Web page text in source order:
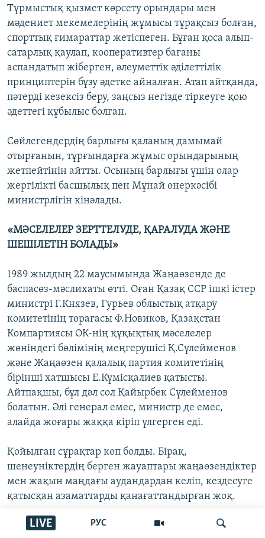
РУС
LIVE
Тұрмыстық қызмет көрсету орындары мен
мәдениет мекемелерінің жұмысы тұрақсыз болған,
спорттық ғимараттар жетіспеген. Бұған қоса алып-
сатарлық қаулап, кооперативтер бағаны
аспандатып жіберген, әлеуметтік әділеттілік
принциптерін бұзу әдетке айналған. Атап айтқанда,
пәтерді кезексіз беру, заңсыз негізде тіркеуге қою
әдеттегі құбылыс болған.
Сөйлегендердің барлығы қаланың дамымай
отырғанын, тұрғындарға жұмыс орындарының
жетпейтінін айтты. Осының барлығы үшін олар
жергілікті басшылық пен Мұнай өнеркәсібі
министрлігін кінәлады.
«МӘСЕЛЕЛЕР ЗЕРТТЕЛУДЕ, ҚАРАЛУДА ЖӘНЕ
ШЕШІЛЕТІН БОЛАДЫ»
1989 жылдың 22 маусымында Жаңаөзенде де
баспасөз-мәслихаты өтті. Оған Қазақ ССР ішкі істер
министрі Г.Князев, Гурьев облыстық атқару
комитетінің төрағасы Ф.Новиков, Қазақстан
Компартиясы ОК-нің құқықтық мәселелер
жөніндегі бөлімінің меңгерушісі Қ.Сүлейменов
және Жаңаөзен қалалық партия комитетінің
бірінші хатшысы Е.Күмісқалиев қатысты.
Айтпақшы, бұл дәл сол Қайырбек Сүлейменов
болатын. Әлі генерал емес, министр де емес,
алайда жоғары жаққа кіріп үлгерген еді.
Қойылған сұрақтар көп болды. Бірақ,
шенеуніктердің берген жауаптары жаңаөзендіктер
мен жақын маңдағы аудандардан келіп, кездесуге
қатысқан азаматтарды қанағаттандырған жоқ.
Алдымен ішкі істер министрі Князев сөз алды. Ол